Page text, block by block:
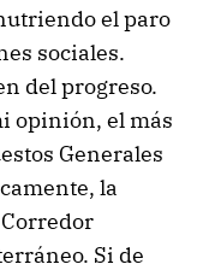
el paro
sociales.
del progreso.
opinión, el más
Generales
la
Si de